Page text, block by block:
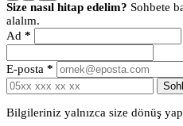
Size nasıl hitap edelim? Sohbete
alalım.
Ad *
E-posta *
Bilgileriniz yalnızca size dönüş